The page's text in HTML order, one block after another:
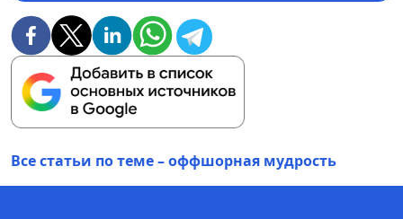
Все статьи по теме – оффшорная мудрость